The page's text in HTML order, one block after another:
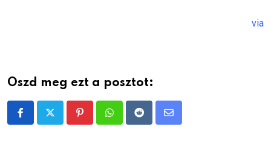
via
Oszd meg ezt a posztot:
PinterestWhatsappRedditShare